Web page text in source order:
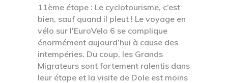
11ème étape : Le cyclotourisme, c’est
bien, sauf quand il pleut ! Le voyage en
vélo sur l'EuroVelo 6 se complique
énormément aujourd’hui à cause des
intempéries. Du coup, les Grands
Migrateurs sont fortement ralentis dans
leur étape et la visite de Dole est moins